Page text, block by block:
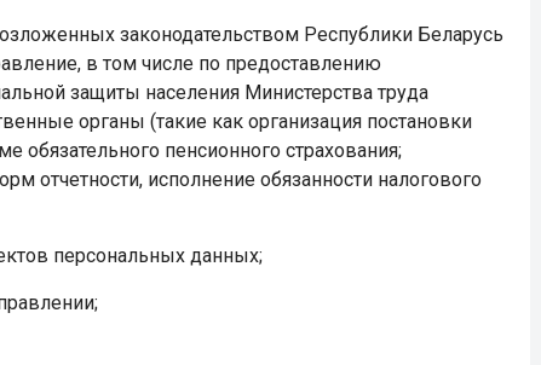
законодательством Республики Беларусь
в том числе по предоставлению
защиты населения Министерства труда
органы (такие как организация постановки
обязательного пенсионного страхования;
отчетности, исполнение обязанности налогового
персональных данных;